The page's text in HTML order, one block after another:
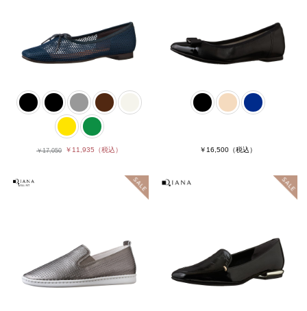
￥17,050 ￥11,935 （税込） ￥16,500（税込）